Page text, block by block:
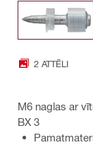
2 ATTĒLI
M6 naglas ar
BX 3